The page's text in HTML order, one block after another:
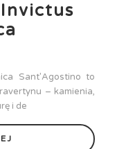
Sant'Agostino to
– kamienia,
i de